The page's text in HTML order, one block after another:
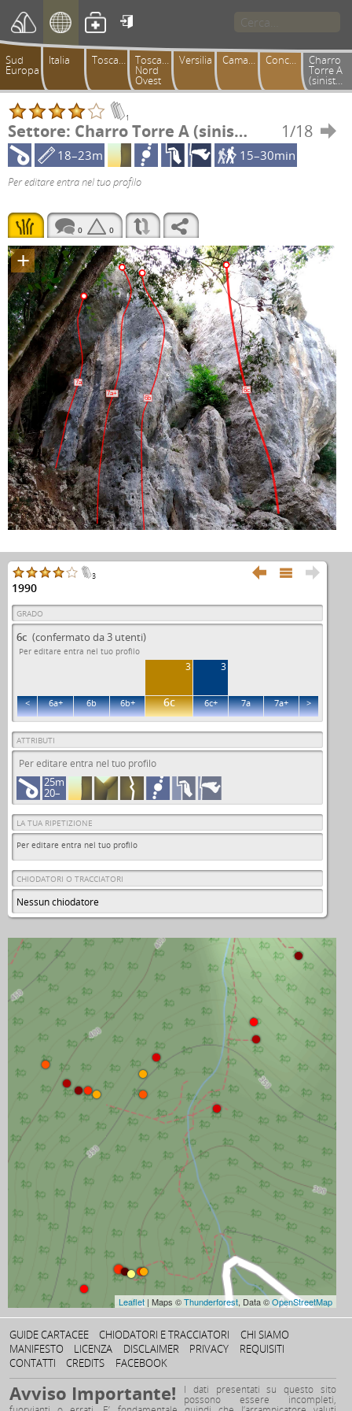

Sud
Europa
Italia Toscana Toscana
Nord
Ovest
Versilia Camaiorese Conchiusori Charro
Torre A
(sinistra)
1
Settore: Charro Torre A (sinistra) 1/18 
18–23m
15–30min
Per editare entra nel tuo profilo
0 0
+
7a
7a+
6b
6c
Leaflet | Maps ©Thunderforest, Data ©OpenStreetMap
  
3
1990
GRADO
6c (confermato da 3 utenti)
Per editare entra nel tuo profilo
3 3
< 6a+ 6b 6b+ 6c 6c+ 7a 7a+ >
ATTRIBUTI
Per editare entra nel tuo profilo
25m
20–
LA TUA RIPETIZIONE
Per editare entra nel tuo profilo
CHIODATORI O TRACCIATORI
Nessun chiodatore
GUIDE CARTACEE CHIODATORI E TRACCIATORI
CHI SIAMO
MANIFESTO
LICENZA DISCLAIMER PRIVACY
REQUISITI
CONTATTI
CREDITS FACEBOOK
Avviso Importante! I dati presentati su questo sito
possono essere incompleti,